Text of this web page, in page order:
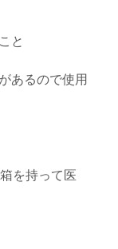
と
あるので使用
を持って医